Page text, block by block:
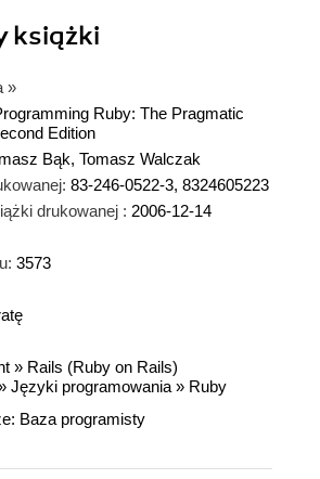
książki
»
Ruby: The Pragmatic
Edition
Bąk, Tomasz Walczak
83-246-0522-3, 8324605223
drukowanej : 2006-12-14
3573
» Rails (Ruby on Rails)
Języki programowania » Ruby
Baza programisty